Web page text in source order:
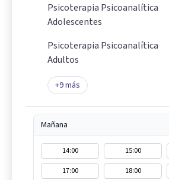
Psicoterapia Psicoanalítica
Adolescentes
Psicoterapia Psicoanalítica
Adultos
+9más
Mañana
14:00 15:00
17:00
18:00